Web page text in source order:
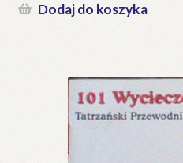
Dodaj do koszyka